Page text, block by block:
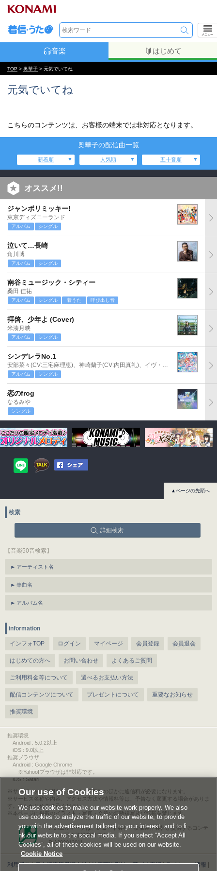
メニュー
音楽 はじめて
TOP > 奥華子 > 元気でいてね
元気でいてね
こちらのコンテンツは、お客様の端末では非対応となります。
奥華子の配信曲一覧
新着順 人気順 五十音順
オススメ!!
ジャンボリミッキー!
東京ディズニーランド
アルバム シングル
泣いて…長崎
角川博
アルバム シングル
南谷ミュージック・シティー
桑田 佳祐
アルバム シングル 着うた 呼び出し音
拝啓、少年よ (Cover)
米湊月映
アルバム シングル
シンデレラNo.1
安部菜々(CV:三宅麻理恵)、神崎蘭子(CV:内田真礼)、イヴ・サンタクロース(CV:松永あかね)
アルバム シングル
恋のfrog
なるみや
シングル
▲ページの先頭へ
検索
詳細検索
【音楽50音検索】
アーティスト名
楽曲名
アルバム名
information
インフォTOP ログイン マイページ 会員登録 会員退会
はじめての方へ お問い合わせ よくあるご質問
ご利用料金等について 選べるお支払い方法
配信コンテンツについて プレゼントについて 重要なお知らせ
推奨環境
推奨環境
Android : 5.0.2以上
iOS : 9.0以上
推奨ブラウザ
Android : Google Chrome
※Yahoo!ブラウザは非対応です。
iOS : Safari
サービスをご利用されるには、情報料のほかに通信料が必要になります。
サービス名称や内容、アクセス方法や情報料等は、予告なく変更する場合がありま
す。あらかじめご了承ください。
本ページに掲載のイラスト・写真・文章の無断複写及び転載を禁じます。
このエルマークは、レコード会社・映像製作会社が提供するコンテ
ンツを示す登録商標です。
RIAJ00013011
利用規約|個人情報等保護方針|特定商取引法に基づく表記|ライセンス情報
Our use of Cookies
We use cookies to make our website work properly. We also
use cookies to analyze the traffic of our website, to provide
you with the advertisement tailored to your interest, and to li
nk our website to the social media. If you select “Accept All
Cookies”, all of these cookies will be used on our website.
Cookie Notice